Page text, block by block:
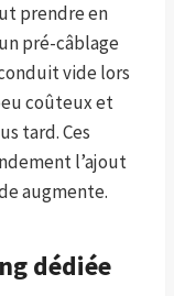
prendre en
pré-câblage
vide lors
coûteux et
tard. Ces
l’ajout
augmente.
dédiée